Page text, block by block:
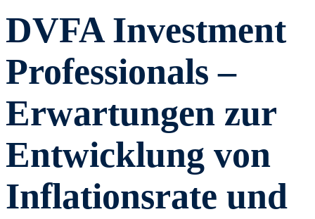
DVFA Investment
Professionals –
Erwartungen zur
Entwicklung von
Inflationsrate und